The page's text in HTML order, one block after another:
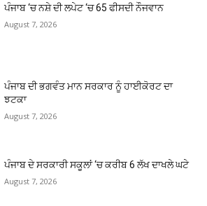
ਪੰਜਾਬ ‘ਚ ਨਸ਼ੇ ਦੀ ਲਪੇਟ ‘ਚ 65 ਫੀਸਦੀ ਨੌਜਵਾਨ
August 7, 2026
ਪੰਜਾਬ ਦੀ ਭਗਵੰਤ ਮਾਨ ਸਰਕਾਰ ਨੂੰ ਹਾਈਕੋਰਟ ਦਾ
ਝਟਕਾ
August 7, 2026
ਪੰਜਾਬ ਦੇ ਸਰਕਾਰੀ ਸਕੂਲਾਂ ‘ਚ ਕਰੀਬ 6 ਲੱਖ ਦਾਖਲੇ ਘਟੇ
August 7, 2026